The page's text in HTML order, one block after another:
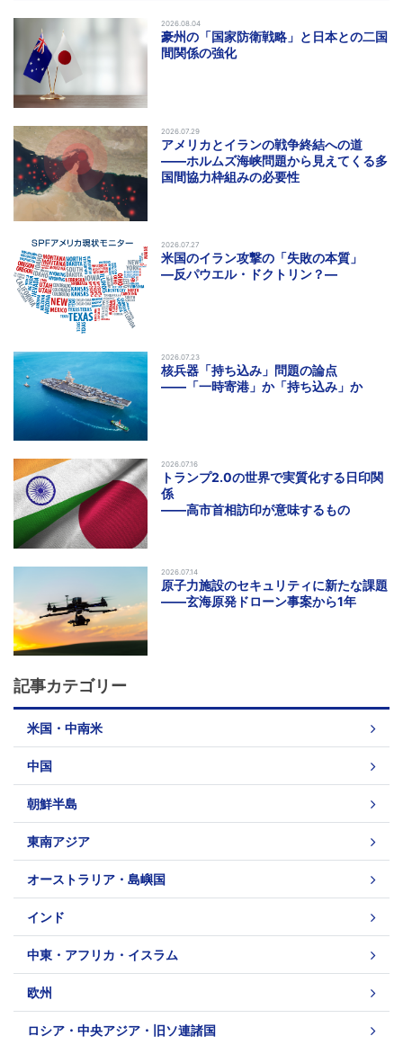
2026.08.04
豪州の「国家防衛戦略」と日本との二国
間関係の強化
2026.07.29
アメリカとイランの戦争終結への道
――ホルムズ海峡問題から見えてくる多
国間協力枠組みの必要性
2026.07.27
米国のイラン攻撃の「失敗の本質」
―反パウエル・ドクトリン？―
2026.07.23
核兵器「持ち込み」問題の論点
――「一時寄港」か「持ち込み」か
2026.07.16
トランプ2.0の世界で実質化する日印関
係
――高市首相訪印が意味するもの
2026.07.14
原子力施設のセキュリティに新たな課題
――玄海原発ドローン事案から1年
記事カテゴリー
米国・中南米
中国
朝鮮半島
東南アジア
オーストラリア・島嶼国
インド
中東・アフリカ・イスラム
欧州
ロシア・中央アジア・旧ソ連諸国